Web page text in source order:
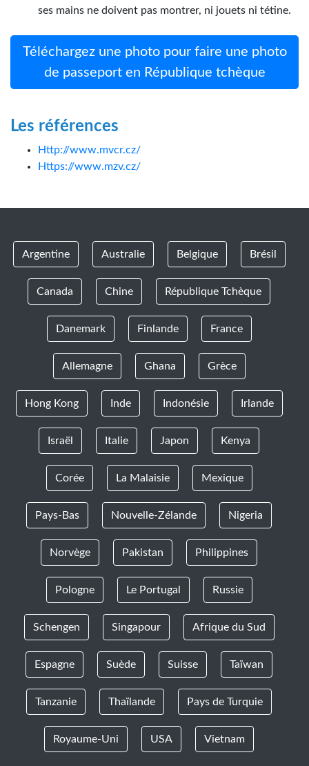
ses mains ne doivent pas montrer, ni jouets ni tétine.
Téléchargez une photo pour faire une photo
de passeport en République tchèque
Les références
Http://www.mvcr.cz/
Https://www.mzv.cz/
Argentine Australie Belgique Brésil
Canada Chine République Tchèque
Danemark Finlande France
Allemagne Ghana Grèce
Hong Kong Inde Indonésie Irlande
Israël Italie Japon Kenya
Corée La Malaisie Mexique
Pays-Bas Nouvelle-Zélande Nigeria
Norvège Pakistan Philippines
Pologne Le Portugal Russie
Schengen Singapour Afrique du Sud
Espagne Suède Suisse Taïwan
Tanzanie Thaïlande Pays de Turquie
Royaume-Uni USA Vietnam